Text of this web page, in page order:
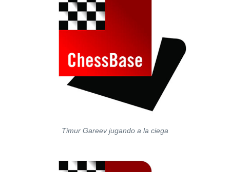
Timur Gareev jugando a la ciega